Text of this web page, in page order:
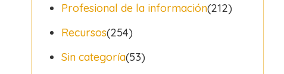
Profesional de la información(212)
Recursos(254)
Sin categoría(53)